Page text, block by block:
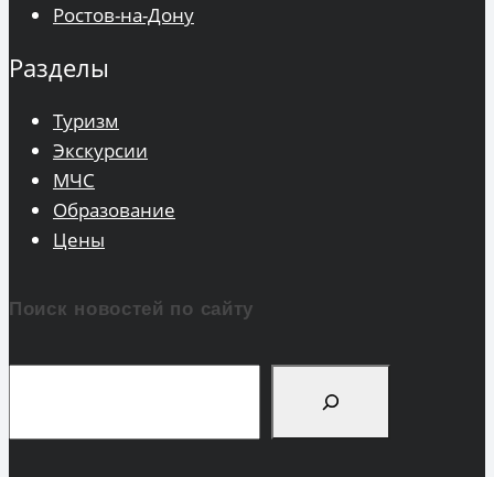
Ростов-на-Дону
Разделы
Туризм
Экскурсии
МЧС
Образование
Цены
Поиск новостей по сайту